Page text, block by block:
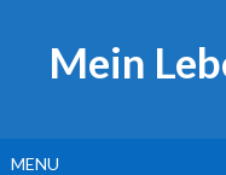
contentMein
MENU